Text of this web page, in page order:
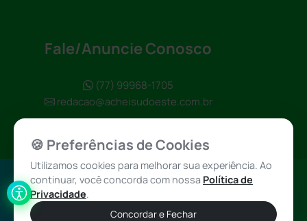
Fale/Anuncie Conosco
(77) 99968-1705
redacao@acheisudoeste.com.br
Política de
Privacidade
Achei Sudoeste
© 2026 - Todos
🍪 Preferências de Cookies
Utilizamos cookies para melhorar sua experiência. Ao
continuar, você concorda com nossa Política de
Privacidade.
Concordar e Fechar